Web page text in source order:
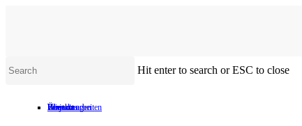
Hit enter to search or ESC to close
Über uns
Wie wir arbeiten
Projekte
Bewertungen
Kontakt